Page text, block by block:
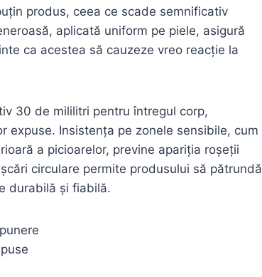
produs, ceea ce scade semnificativ
aplicată uniform pe piele, asigură
ca acestea să cauzeze vreo reacție la
30 de mililitri pentru întregul corp,
expuse. Insistența pe zonele sensibile, cum
a picioarelor, previne apariția roșeții
circulare permite produsului să pătrundă
durabilă și fiabilă.